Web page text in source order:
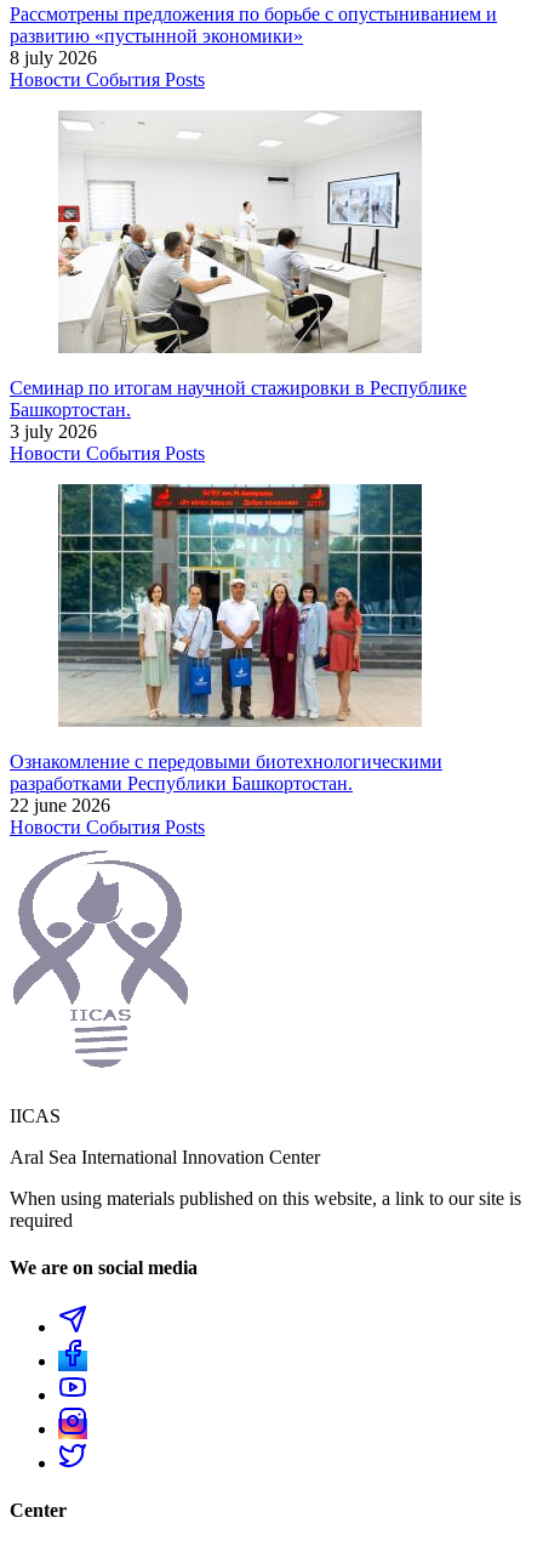
Рассмотрены предложения по борьбе с опустыниванием и
развитию «пустынной экономики»
8 july 2026
Новости События Posts
Семинар по итогам научной стажировки в Республике
Башкортостан.
3 july 2026
Новости События Posts
Ознакомление с передовыми биотехнологическими
разработками Республики Башкортостан.
22 june 2026
Новости События Posts
IICAS
Aral Sea International Innovation Center
When using materials published on this website, a link to our site is
required
We are on social media
Center